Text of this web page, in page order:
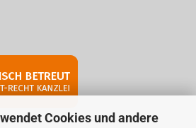
Cookies und andere